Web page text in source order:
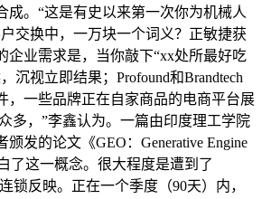
成。“这是有史以来第一次你为机械人
交换中，一万块一个词义？正敏捷获
企业需求是，当你敲下“xx处所最好吃
沉视立即结果；Profound和Brandtech
，一些品牌正在自家商品的电商平台展
多，”李鑫认为。一篇由印度理工学院
发的论文《GEO：Generative Engine
了这一概念。很大程度是遭到了
锁反映。正在一个季度（90天）内，